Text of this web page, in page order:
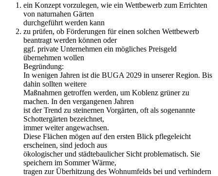
ein Konzept vorzulegen, wie ein Wettbewerb zum Errichten
von naturnahen Gärten
durchgeführt werden kann
zu prüfen, ob Förderungen für einen solchen Wettbewerb
beantragt werden können oder
ggf. private Unternehmen ein mögliches Preisgeld
übernehmen wollen
Begründung:
In wenigen Jahren ist die BUGA 2029 in unserer Region. Bis
dahin sollten weitere
Maßnahmen getroffen werden, um Koblenz grüner zu
machen. In den vergangenen Jahren
ist der Trend zu steinernen Vorgärten, oft als sogenannte
Schottergärten bezeichnet,
immer weiter angewachsen.
Diese Flächen mögen auf den ersten Blick pflegeleicht
erscheinen, sind jedoch aus
ökologischer und städtebaulicher Sicht problematisch. Sie
speichern im Sommer Wärme,
tragen zur Überhitzung des Wohnumfelds bei und verhindern